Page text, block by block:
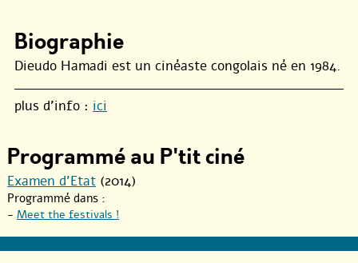
Biographie
Dieudo Hamadi est un cinéaste congolais né en 1984.
plus d’info : ici
Programmé au P'tit ciné
Examen d’Etat (2014)
Programmé dans :
- Meet the festivals !